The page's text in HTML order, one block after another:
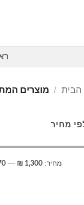
הבית / מוצרים
מחיר
מחיר: 1,300 ₪
—
₪